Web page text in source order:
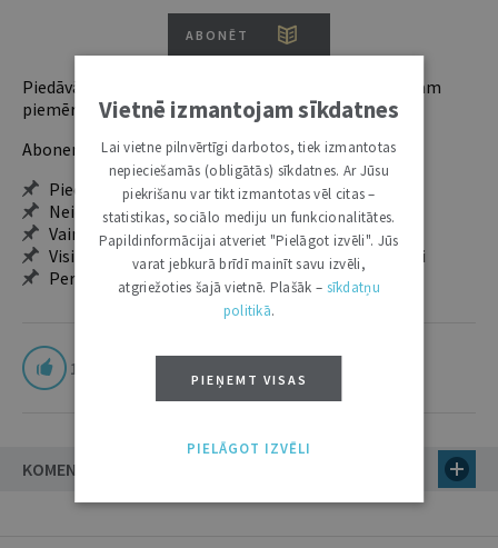
ABONĒT
Piedāvājam trīs abonementu veidus. Vienam lietotājam
piemērotākais ir "Mazais" (3, 6 un 12 mēnešiem).
Abonentu ieguvumi:
Pieeja jaunākajam izdevumam
Neierobežota pieeja arhīvam – 24 h/7 d.
Vairāk nekā 18 000 rakstu un 2000 autoru
Visi tematiskie numuri un ikgadējie grāmatžurnāli
Personalizētās iespējas – piezīmes, citāti, mapes
1
KOMENTĀRI
Vietnē izmantojam sīkdatnes
Lai vietne pilnvērtīgi darbotos, tiek izmantotas
nepieciešamās (obligātās) sīkdatnes. Ar Jūsu
piekrišanu var tikt izmantotas vēl citas –
statistikas, sociālo mediju un funkcionalitātes.
Papildinformācijai atveriet "Pielāgot izvēli". Jūs
varat jebkurā brīdī mainīt savu izvēli,
atgriežoties šajā vietnē. Plašāk – sīkdatņu
politikā.
PIEŅEMT VISAS
PIELĀGOT IZVĒLI